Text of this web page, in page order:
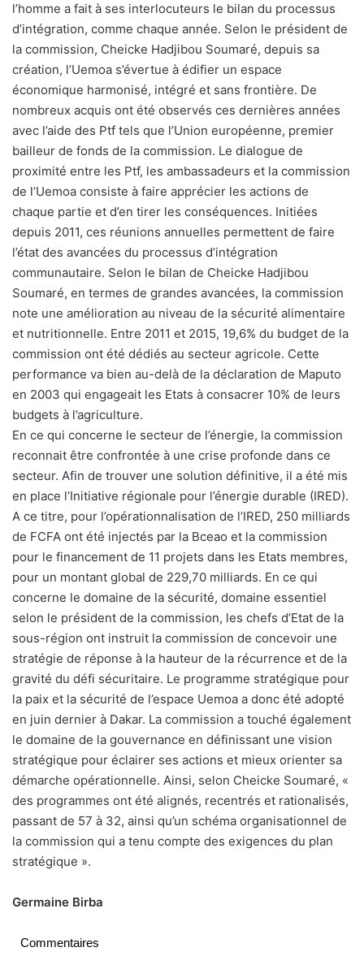
l’homme a fait à ses interlocuteurs le bilan du processus
d’intégration, comme chaque année. Selon le président de
la commission, Cheicke Hadjibou Soumaré, depuis sa
création, l’Uemoa s’évertue à édifier un espace
économique harmonisé, intégré et sans frontière. De
nombreux acquis ont été observés ces dernières années
avec l’aide des Ptf tels que l’Union européenne, premier
bailleur de fonds de la commission. Le dialogue de
proximité entre les Ptf, les ambassadeurs et la commission
de l’Uemoa consiste à faire apprécier les actions de
chaque partie et d’en tirer les conséquences. Initiées
depuis 2011, ces réunions annuelles permettent de faire
l’état des avancées du processus d’intégration
communautaire. Selon le bilan de Cheicke Hadjibou
Soumaré, en termes de grandes avancées, la commission
note une amélioration au niveau de la sécurité alimentaire
et nutritionnelle. Entre 2011 et 2015, 19,6% du budget de la
commission ont été dédiés au secteur agricole. Cette
performance va bien au-delà de la déclaration de Maputo
en 2003 qui engageait les Etats à consacrer 10% de leurs
budgets à l’agriculture.
En ce qui concerne le secteur de l’énergie, la commission
reconnait être confrontée à une crise profonde dans ce
secteur. Afin de trouver une solution définitive, il a été mis
en place l’Initiative régionale pour l’énergie durable (IRED).
A ce titre, pour l’opérationnalisation de l’IRED, 250 milliards
de FCFA ont été injectés par la Bceao et la commission
pour le financement de 11 projets dans les Etats membres,
pour un montant global de 229,70 milliards. En ce qui
concerne le domaine de la sécurité, domaine essentiel
selon le président de la commission, les chefs d’Etat de la
sous-région ont instruit la commission de concevoir une
stratégie de réponse à la hauteur de la récurrence et de la
gravité du défi sécuritaire. Le programme stratégique pour
la paix et la sécurité de l’espace Uemoa a donc été adopté
en juin dernier à Dakar. La commission a touché également
le domaine de la gouvernance en définissant une vision
stratégique pour éclairer ses actions et mieux orienter sa
démarche opérationnelle. Ainsi, selon Cheicke Soumaré, «
des programmes ont été alignés, recentrés et rationalisés,
passant de 57 à 32, ainsi qu’un schéma organisationnel de
la commission qui a tenu compte des exigences du plan
stratégique ».
Germaine Birba
Commentaires